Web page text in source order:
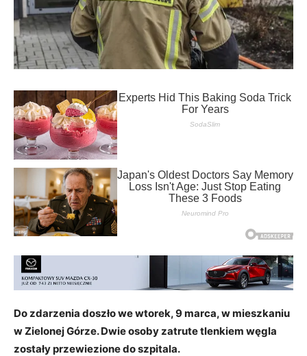
Do zdarzenia doszło we wtorek, 9 marca, w mieszkaniu
w Zielonej Górze. Dwie osoby zatrute tlenkiem węgla
zostały przewiezione do szpitala.